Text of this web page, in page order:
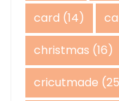
card (14)
christmas (16)
cricutmade